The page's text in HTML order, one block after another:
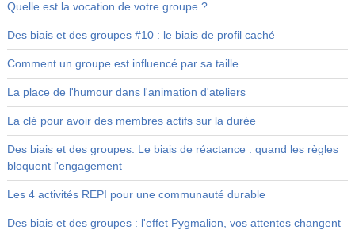
Quelle est la vocation de votre groupe ?
Des biais et des groupes #10 : le biais de profil caché
Comment un groupe est influencé par sa taille
La place de l'humour dans l'animation d'ateliers
La clé pour avoir des membres actifs sur la durée
Des biais et des groupes. Le biais de réactance : quand les règles
bloquent l'engagement
Les 4 activités REPI pour une communauté durable
Des biais et des groupes : l'effet Pygmalion, vos attentes changent